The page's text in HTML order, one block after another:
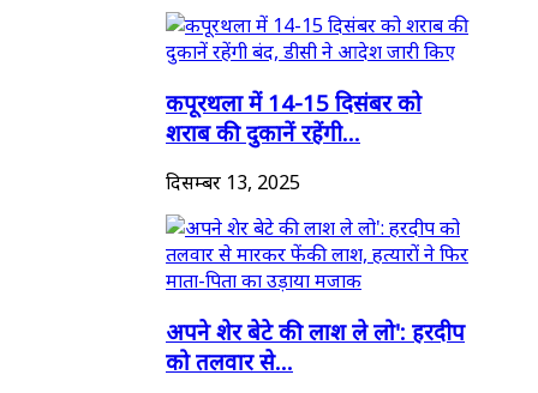
कपूरथला में 14-15 दिसंबर को
शराब की दुकानें रहेंगी...
दिसम्बर 13, 2025
अपने शेर बेटे की लाश ले लो': हरदीप
को तलवार से...